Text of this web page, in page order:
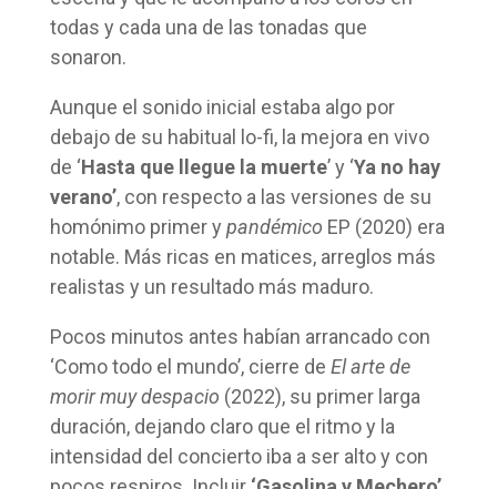
todas y cada una de las tonadas que
sonaron.
Aunque el sonido inicial estaba algo por
debajo de su habitual lo-fi, la mejora en vivo
de ‘Hasta que llegue la muerte’ y ‘Ya no hay
verano’, con respecto a las versiones de su
homónimo primer y pandémico EP (2020) era
notable. Más ricas en matices, arreglos más
realistas y un resultado más maduro.
Pocos minutos antes habían arrancado con
‘Como todo el mundo’, cierre de El arte de
morir muy despacio (2022), su primer larga
duración, dejando claro que el ritmo y la
intensidad del concierto iba a ser alto y con